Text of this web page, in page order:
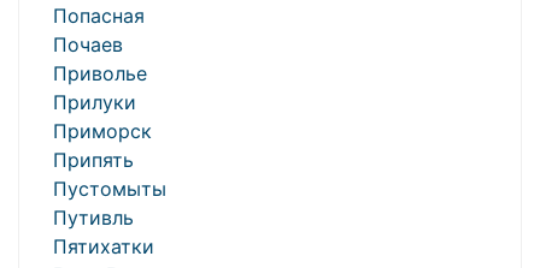
Попасная
Почаев
Приволье
Прилуки
Приморск
Припять
Пустомыты
Путивль
Пятихатки